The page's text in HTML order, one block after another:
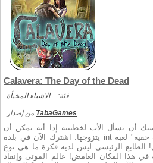
Calavera: The Day of the Dead
فئة: الاشياء المخبأة
TabaGames
أن نسأل الأب لخطيبته إذا أنه يمكن أن
يتزوجها. اشترك الآن في بلده int لا تنسى رحلة جديدة مثيرة "وجوه خفية" لعبة
الطابع الرئيسي ليس لديه فكرة ما هي نوع
في هذا المكان الغامض! عالم الموتى وإنقاذ